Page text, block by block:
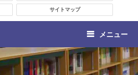
サイトマップ
メニュー